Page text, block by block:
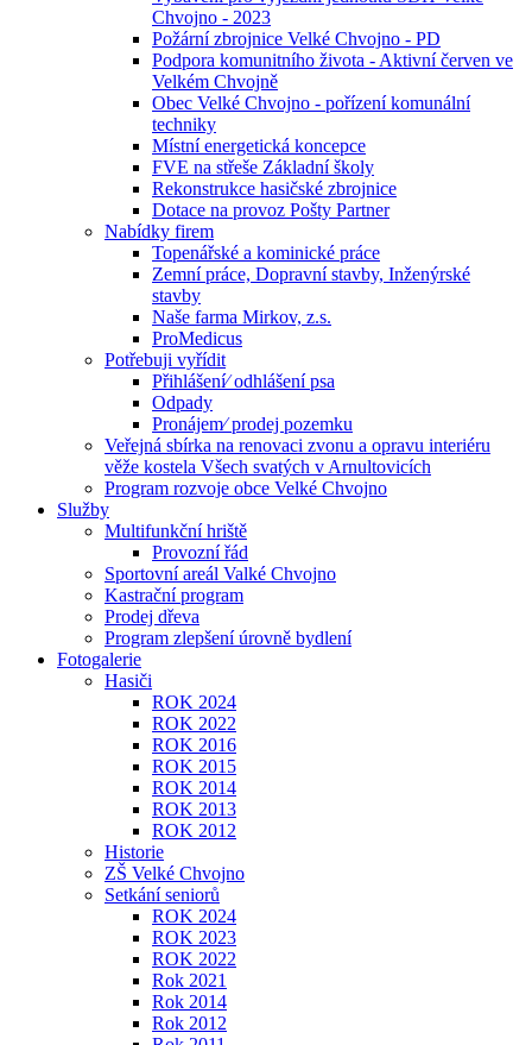
Chvojno - 2023
Požární zbrojnice Velké Chvojno - PD
Podpora komunitního života - Aktivní červen ve
Velkém Chvojně
Obec Velké Chvojno - pořízení komunální
techniky
Místní energetická koncepce
FVE na střeše Základní školy
Rekonstrukce hasičské zbrojnice
Dotace na provoz Pošty Partner
Nabídky firem
Topenářské a kominické práce
Zemní práce, Dopravní stavby, Inženýrské
stavby
Naše farma Mirkov, z.s.
ProMedicus
Potřebuji vyřídit
Přihlášení⁄ odhlášení psa
Odpady
Pronájem⁄ prodej pozemku
Veřejná sbírka na renovaci zvonu a opravu interiéru
věže kostela Všech svatých v Arnultovicích
Program rozvoje obce Velké Chvojno
Služby
Multifunkční hriště
Provozní řád
Sportovní areál Valké Chvojno
Kastrační program
Prodej dřeva
Program zlepšení úrovně bydlení
Fotogalerie
Hasiči
ROK 2024
ROK 2022
ROK 2016
ROK 2015
ROK 2014
ROK 2013
ROK 2012
Historie
ZŠ Velké Chvojno
Setkání seniorů
ROK 2024
ROK 2023
ROK 2022
Rok 2021
Rok 2014
Rok 2012